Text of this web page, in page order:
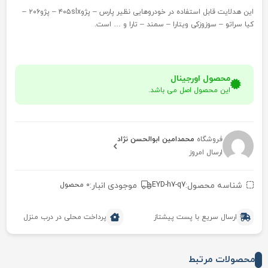
این هدلایت قابل استفاده در خودروهایی نظیر پارس – پژو۴۰۵slx – پژو۲۰۶ –
کیا سراتو – سوزوزکی ویتارا – سمند – تارا و … است.
محصول اورجینال
این محصول اصل می باشد.
فروشگاه محمدامین ابوالحسن نژاد
ارسال امروز
شناسه محصول:EYD-h7-q7 موجودی انبار:0 محصول
ارسال سریع با پست پیشتاز پرداخت محلی در درب منزل
محصولات مرتبط